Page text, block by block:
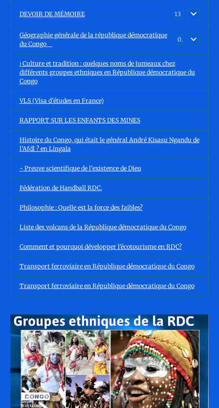
DEVOIR DE MÉMOIRE 13
Géographie générale de la république démocratique
du Congo
0
ℹ️ Culture et tradition : quelques noms de jumeaux chez
différents groupes ethniques en République démocratique du
Congo
VLS (Visa d'études en France)
RAPPORT SUR LES ENFANTS DES MINES
Histoire du Congo, qui était le général André Kisasu Ngandu de
l'Afdl ? en Lingala
- Preuve scientifique de l'existence de Dieu
Fédération de Handball RDC.
Philosophie : Quelle est la force des faibles?
Liste des volcans de la République démocratique du Congo
Comment et pourquoi développer l’écotourisme en RDC?
Transport ferroviaire en République démocratique du Congo
Transport ferroviaire en République démocratique du Congo